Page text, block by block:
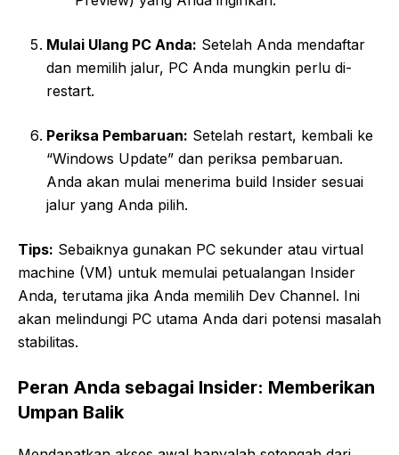
Mulai Ulang PC Anda: Setelah Anda mendaftar
dan memilih jalur, PC Anda mungkin perlu di-
restart.
Periksa Pembaruan: Setelah restart, kembali ke
“Windows Update” dan periksa pembaruan.
Anda akan mulai menerima build Insider sesuai
jalur yang Anda pilih.
Tips: Sebaiknya gunakan PC sekunder atau virtual
machine (VM) untuk memulai petualangan Insider
Anda, terutama jika Anda memilih Dev Channel. Ini
akan melindungi PC utama Anda dari potensi masalah
stabilitas.
Peran Anda sebagai Insider: Memberikan
Umpan Balik